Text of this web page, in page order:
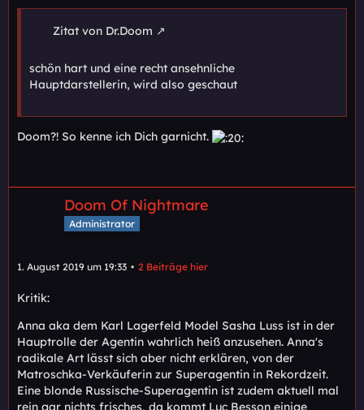
Zitat von Dr.Doom
schön hart und eine recht ansehnliche
Hauptdarstellerin, wird also geschaut
Doom?! So kenne ich Dich garnicht.
Doom Of Nightmare
Administrator
1. August 2019 um 19:33 2 Beiträge hier
Kritik:
Anna aka dem Karl Lagerfeld Model Sasha Luss ist in der
Hauptrolle der Agentin wahrlich heiß anzusehen. Anna's
radikale Art lässt sich aber nicht erklären, von der
Matroschka-Verkäuferin zur Superagentin in Rekordzeit.
Eine blonde Russische-Superagentin ist zudem aktuell mal
rein gar nichts frisches, da kommt Luc Besson einige